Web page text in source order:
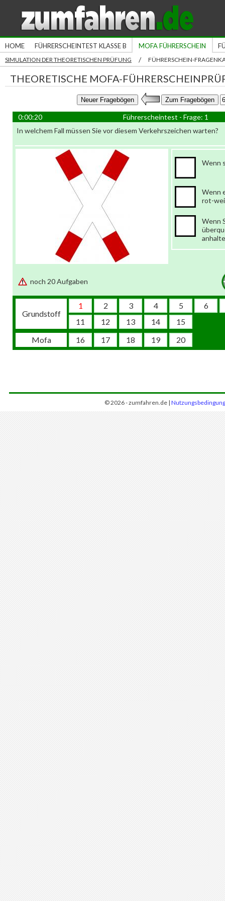
HOME FÜHRERSCHEINTEST KLASSE B MOFA FÜHRERSCHEIN
SIMULATION DER THEORETISCHEN PRÜFUNG / FÜHRERSCHEIN-
THEORETISCHE MOFA-
0:00:21
Führerscheintest - Frage: 1
In welchem Fall müssen Sie vor diesem Verkehrszeichen warten?
Wenn
Wenn
rot-
Wenn
noch 20 Aufgaben
Grundstoff
1 2 3 4 5
6
11
12 13 14
15
Mofa
16 17 18 19 20
© 2026 - zumfahren.de |